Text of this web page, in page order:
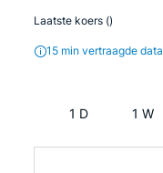
Laatste koers ()
15 min vertraagde data
1 D 1 W